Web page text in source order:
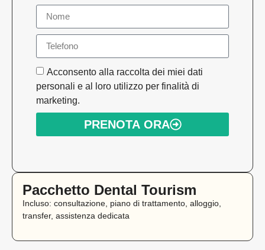
Acconsento alla raccolta dei miei dati
personali e al loro utilizzo per finalità di
marketing.
PRENOTA ORA
Pacchetto Dental Tourism
Incluso: consultazione, piano di trattamento, alloggio,
transfer, assistenza dedicata